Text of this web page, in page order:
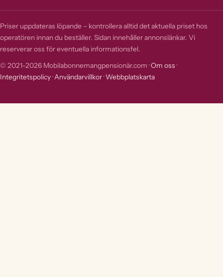
Priser uppdateras löpande – kontrollera alltid det aktuella priset hos
operatören innan du beställer. Sidan innehåller annonslänkar. Vi
reserverar oss för eventuella informationsfel.
© 2021–2026 Mobilabonnemangpensionär.com ·Om oss ·
Integritetspolicy·Användarvillkor·Webbplatskarta